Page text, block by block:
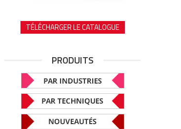
TÉLÉCHARGER LE CATALOGUE
PRODUITS